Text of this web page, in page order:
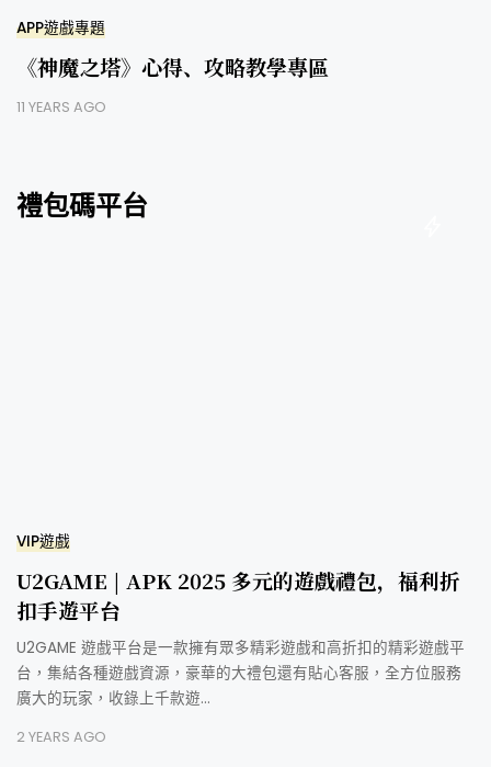
APP遊戲專題
《神魔之塔》心得、攻略教學專區
11 YEARS AGO
禮包碼平台
VIP遊戲
U2GAME | APK 2025 多元的遊戲禮包，福利折
扣手遊平台
U2GAME 遊戲平台是一款擁有眾多精彩遊戲和高折扣的精彩遊戲平
台，集結各種遊戲資源，豪華的大禮包還有貼心客服，全方位服務
廣大的玩家，收錄上千款遊…
2 YEARS AGO